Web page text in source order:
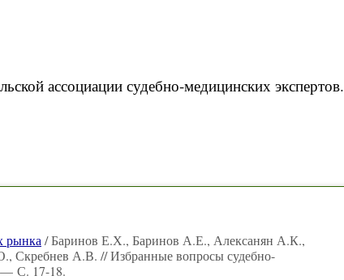
ассоциации судебно-медицинских экспертов.
рынка / Баринов Е.Х., Баринов А.Е., Алексанян А.К.,
А.В. // Избранные вопросы судебно-
С. 17-18.